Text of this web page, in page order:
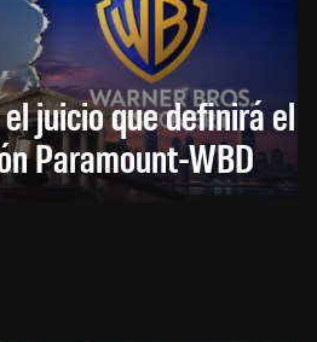
juicio que definirá el
Paramount-WBD